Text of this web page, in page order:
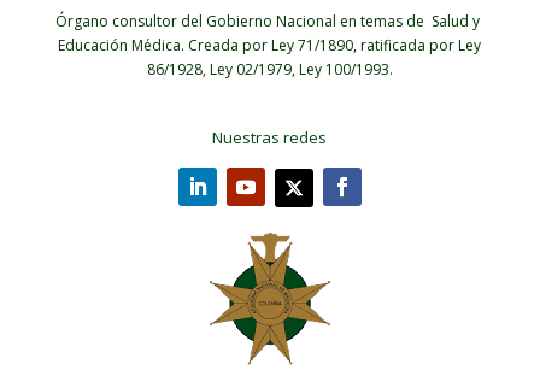
Órgano consultor del Gobierno Nacional en temas de Salud y
Educación Médica. Creada por Ley 71/1890, ratificada por Ley
86/1928, Ley 02/1979, Ley 100/1993.
Nuestras redes